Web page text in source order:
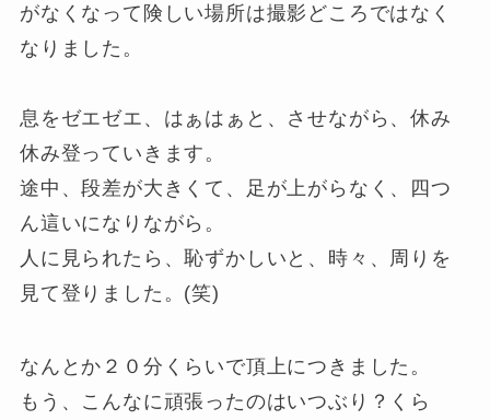
がなくなって険しい場所は撮影どころではなく
なりました。
息をゼエゼエ、はぁはぁと、させながら、休み
休み登っていきます。
途中、段差が大きくて、足が上がらなく、四つ
ん這いになりながら。
人に見られたら、恥ずかしいと、時々、周りを
見て登りました。(笑)
なんとか２０分くらいで頂上につきました。
もう、こんなに頑張ったのはいつぶり？くら